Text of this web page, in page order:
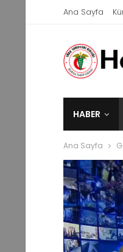
Ana Sayfa
HABER
Ana Sayfa